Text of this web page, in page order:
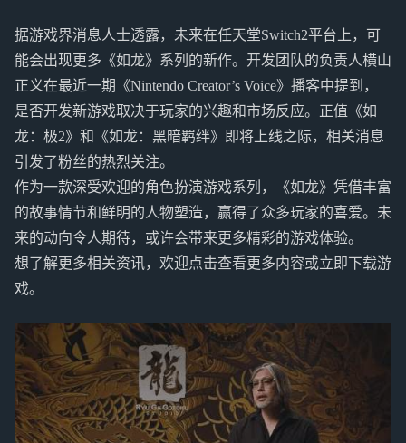
据游戏界消息人士透露，未来在任天堂Switch2平台上，可
能会出现更多《如龙》系列的新作。开发团队的负责人横山
正义在最近一期《Nintendo Creator’s Voice》播客中提到，
是否开发新游戏取决于玩家的兴趣和市场反应。正值《如
龙：极2》和《如龙：黑暗羁绊》即将上线之际，相关消息
引发了粉丝的热烈关注。
作为一款深受欢迎的角色扮演游戏系列，《如龙》凭借丰富
的故事情节和鲜明的人物塑造，赢得了众多玩家的喜爱。未
来的动向令人期待，或许会带来更多精彩的游戏体验。
想了解更多相关资讯，欢迎点击查看更多内容或立即下载游
戏。